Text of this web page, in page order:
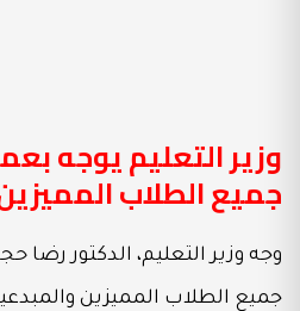
وزير التعليم يوجه
جميع الطلاب
وجه وزير التعليم، الدكتور رضا
جميع الطلاب المميزين